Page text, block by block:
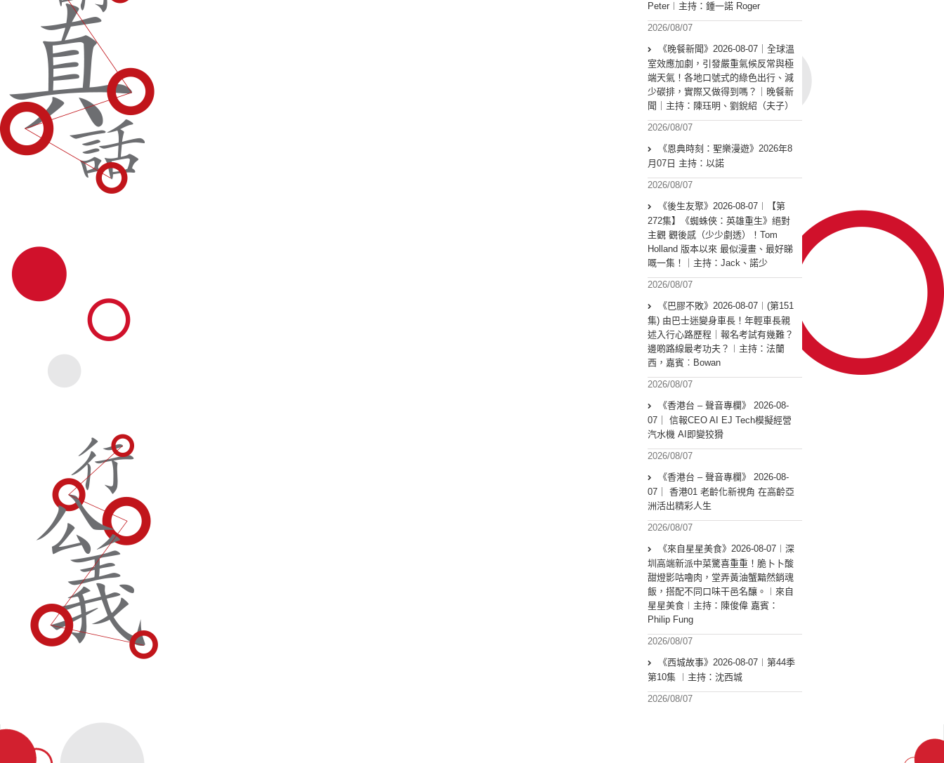
Peter︱主持：鍾一諾 Roger
2026/08/07
《晚餐新聞》2026-08-07｜全球溫
室效應加劇，引發嚴重氣候反常與極
端天氣！各地口號式的綠色出行、減
少碳排，實際又做得到嗎？｜晚餐新
聞｜主持：陳珏明、劉銳紹（夫子）
2026/08/07
《恩典時刻：聖樂漫遊》2026年8
月07日 主持：以諾
2026/08/07
《後生友聚》2026-08-07︱【第
272集】《蜘蛛俠：英雄重生》絕對
主觀 觀後感（少少劇透）！Tom
Holland 版本以來 最似漫畫、最好睇
嘅一集！｜主持：Jack、諾少
2026/08/07
《巴膠不敗》2026-08-07︱(第151
集) 由巴士迷變身車長！年輕車長親
述入行心路歷程｜報名考試有幾難？
邊啲路線最考功夫？︱主持：法蘭
西，嘉賓︰Bowan
2026/08/07
《香港台 – 聲音專欄》 2026-08-
07｜ 信報CEO AI EJ Tech模擬經營
汽水機 AI即變狡猾
2026/08/07
《香港台 – 聲音專欄》 2026-08-
07｜ 香港01 老齡化新視角 在高齡亞
洲活出精彩人生
2026/08/07
《來自星星美食》2026-08-07︱深
圳高端新派中菜驚喜重重！脆卜卜酸
甜燈影咕嚕肉，堂弄黃油蟹黯然銷魂
飯，搭配不同口味干邑名釀。︱來自
星星美食︱主持：陳俊偉 嘉賓：
Philip Fung
2026/08/07
《西城故事》2026-08-07︱第44季
第10集 ︱主持：沈西城
2026/08/07